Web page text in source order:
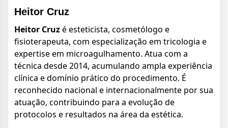
Heitor Cruz
Heitor Cruzé esteticista, cosmetólogo e
fisioterapeuta, com especialização em tricologia e
expertise em microagulhamento. Atua com a
técnica desde 2014, acumulando ampla experiência
clínica e domínio prático do procedimento. É
reconhecido nacional e internacionalmente por sua
atuação, contribuindo para a evolução de
protocolos e resultados na área da estética.